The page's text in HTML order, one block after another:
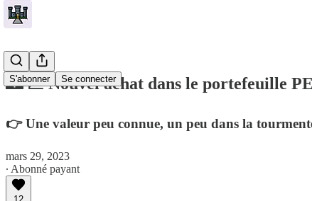
S'abonner Se connecter
🏰 💹 Nouvel achat dans le portefeuille
👉 Une valeur peu connue, un peu dans la
mars 29, 2023
∙ Abonné payant